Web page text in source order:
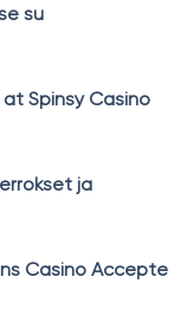
su
Spinsy Casino
ja
Casino Accepte